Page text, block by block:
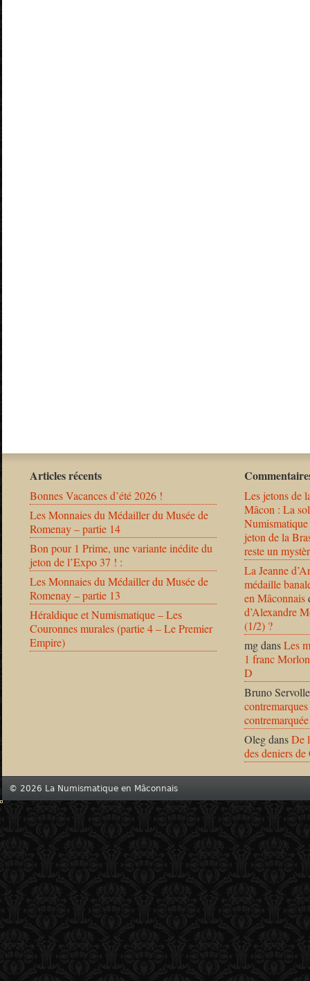
Articles récents
Bonnes Vacances d’été 2026 !
Les Monnaies du Médailler du Musée de
Romenay – partie 14
Bon pour 1 Prime, une variante inédite du
jeton de l’Expo 37 ! :
Les Monnaies du Médailler du Musée de
Romenay – partie 13
Héraldique et Numismatique – Les
Couronnes murales (partie 4 – Le Premier
Empire)
Les jetons de
Mâcon : La
jeton de la
reste un
La Jeanne
médaille
en Mâconnais
d’Alexandre
(1/2) ?
mgdansLes
1 franc
D
Bruno Servolle
OlegdansDe
des deniers
© 2026 La Numismatique en Mâconnais